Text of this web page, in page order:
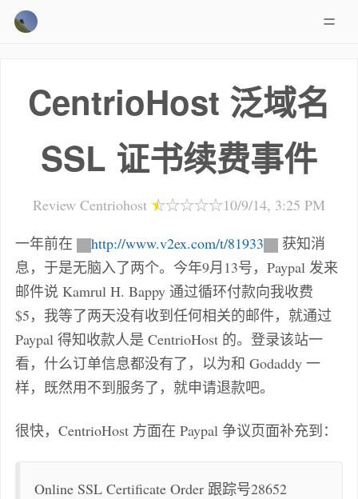
CentrioHost 泛域名
SSL 证书续费事件
Review Centriohost ☆☆☆☆☆10/9/14, 3:25 PM
一年前在
http://www.v2ex.com/t/81933
获知消
息，于是无脑入了两个。今年9月13号，Paypal 发来
邮件说 Kamrul H. Bappy 通过循环付款向我收费
$5，我等了两天没有收到任何相关的邮件，就通过
Paypal 得知收款人是 CentrioHost 的。登录该站一
看，什么订单信息都没有了，以为和 Godaddy 一
样，既然用不到服务了，就申请退款吧。
很快，CentrioHost 方面在 Paypal 争议页面补充到：
Online SSL Certificate Order 跟踪号28652